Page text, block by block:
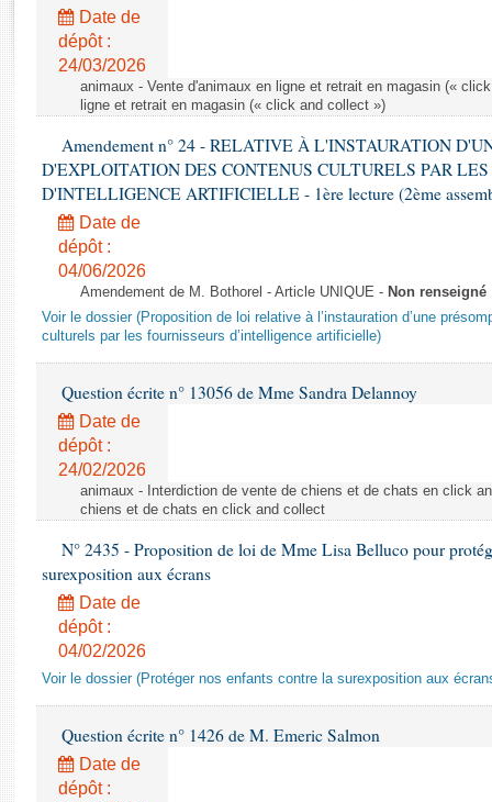
Rapports législatifs
Rapports sur l'application des lois
Baromètre de l’application des lois
Dossiers législatifs
Budget et sécurité sociale
Questions écrites et orales
Comptes rendus des débats
Date de
dépôt :
24/03/2026
animaux - Vente d'animaux en ligne et retrait en magasin («
ligne et retrait en magasin (« click and collect »)
Amendement n° 24 - RELATIVE À L'INSTAURATION
D'EXPLOITATION DES CONTENUS CULTURELS PAR LES
D'INTELLIGENCE ARTIFICIELLE - 1ère lecture (2ème
Date de
dépôt :
04/06/2026
Amendement de M. Bothorel - Article UNIQUE - Non renseigné
Voir le dossier (Proposition de loi relative à l’instauration d’une
culturels par les fournisseurs d’intelligence artificielle)
Question écrite n° 13056 de Mme Sandra Delannoy
Date de
dépôt :
24/02/2026
animaux - Interdiction de vente de chiens et de chats en click
chiens et de chats en click and collect
N° 2435 - Proposition de loi de Mme Lisa Belluco pour
surexposition aux écrans
Date de
dépôt :
04/02/2026
Voir le dossier (Protéger nos enfants contre la surexposition aux
Question écrite n° 1426 de M. Emeric Salmon
Date de
dépôt :